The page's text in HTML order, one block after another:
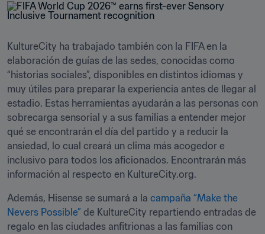
KultureCity ha trabajado también con la FIFA en la
elaboración de guías de las sedes, conocidas como
“historias sociales”, disponibles en distintos idiomas y
muy útiles para preparar la experiencia antes de llegar al
estadio. Estas herramientas ayudarán a las personas con
sobrecarga sensorial y a sus familias a entender mejor
qué se encontrarán el día del partido y a reducir la
ansiedad, lo cual creará un clima más acogedor e
inclusivo para todos los aficionados. Encontrarán más
información al respecto en KultureCity.org.
Además, Hisense se sumará a la campaña “Make the
Nevers Possible” de KultureCity repartiendo entradas de
regalo en las ciudades anfitrionas a las familias con